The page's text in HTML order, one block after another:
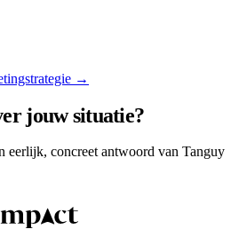
→
jouw situatie?
eerlijk, concreet antwoord van Tanguy